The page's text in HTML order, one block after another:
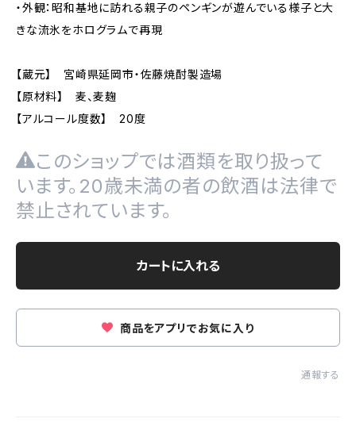
・外観：昭和基地に訪れる親子のペンギンが遊んでいる様子と大
きな流氷をホログラムで再現
【蔵元】 宮崎県延岡市・佐藤焼酎製造場
【原材料】 麦、麦麹
【アルコール度数】 20度
このショップでは酒類を取り扱って
います。20歳未満の者の飲酒は法律で
禁止されています。
カートに入れる
商品をアプリでお気に入り
通報する